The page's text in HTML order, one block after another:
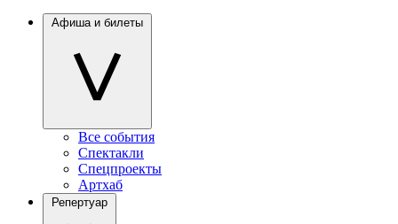
Афиша и билеты
Все события
Спектакли
Спецпроекты
Артхаб
Репертуар